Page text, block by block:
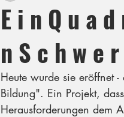
E i n Q u a
n S c h w e
Heute wurde sie eröffnet
Bildung". Ein Projekt,
Herausforderungen dem